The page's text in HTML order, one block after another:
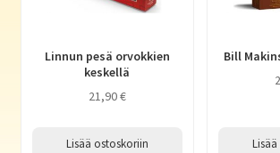
Linnun pesä orvokkien
keskellä
21,90€
Lisää ostoskoriin
Bill